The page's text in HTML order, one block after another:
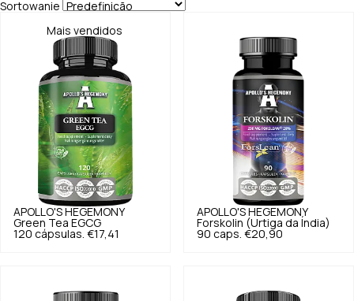
Sortowanie
Mais vendidos
APOLLO'S HEGEMONY
Green Tea EGCG
120 cápsulas. €17,41
APOLLO'S HEGEMONY
Forskolin (Urtiga da Índia)
90 caps. €20,90